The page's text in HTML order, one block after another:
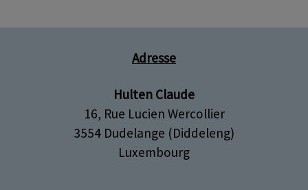
Adresse
Hulten Claude
16, Rue Lucien Wercollier
3554 Dudelange (Diddeleng)
Luxembourg